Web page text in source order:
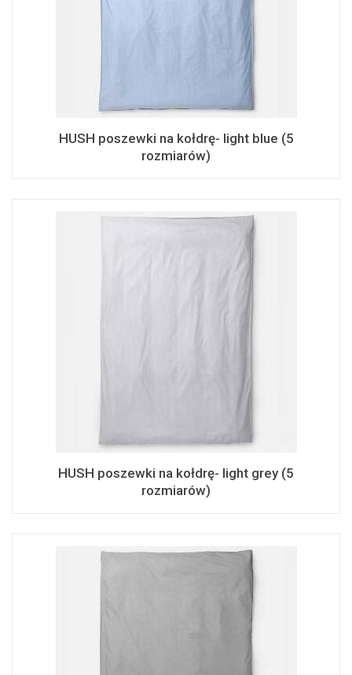
HUSH poszewki na kołdrę- light blue (5
rozmiarów)
HUSH poszewki na kołdrę- light grey (5
rozmiarów)